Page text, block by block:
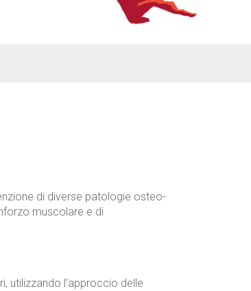
di diverse patologie osteo-
muscolare e di
utilizzando l’approccio delle